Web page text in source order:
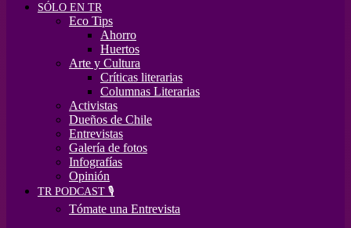
SÓLO EN TR
Eco Tips
Ahorro
Huertos
Arte y Cultura
Críticas literarias
Columnas Literarias
Activistas
Dueños de Chile
Entrevistas
Galería de fotos
Infografías
Opinión
TR PODCAST 🎙️
Tómate una Entrevista